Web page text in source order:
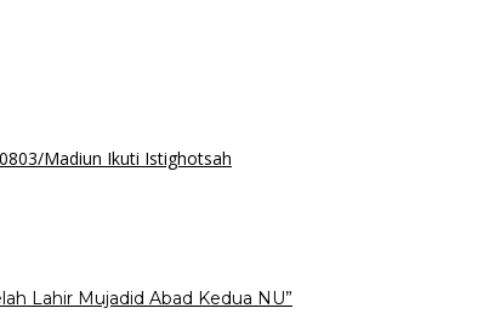
Madiun Ikuti Istighotsah
Lahir Mujadid Abad Kedua NU”